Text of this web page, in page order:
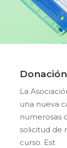
La
una nueva
numerosas
solicitud de
curso. Est